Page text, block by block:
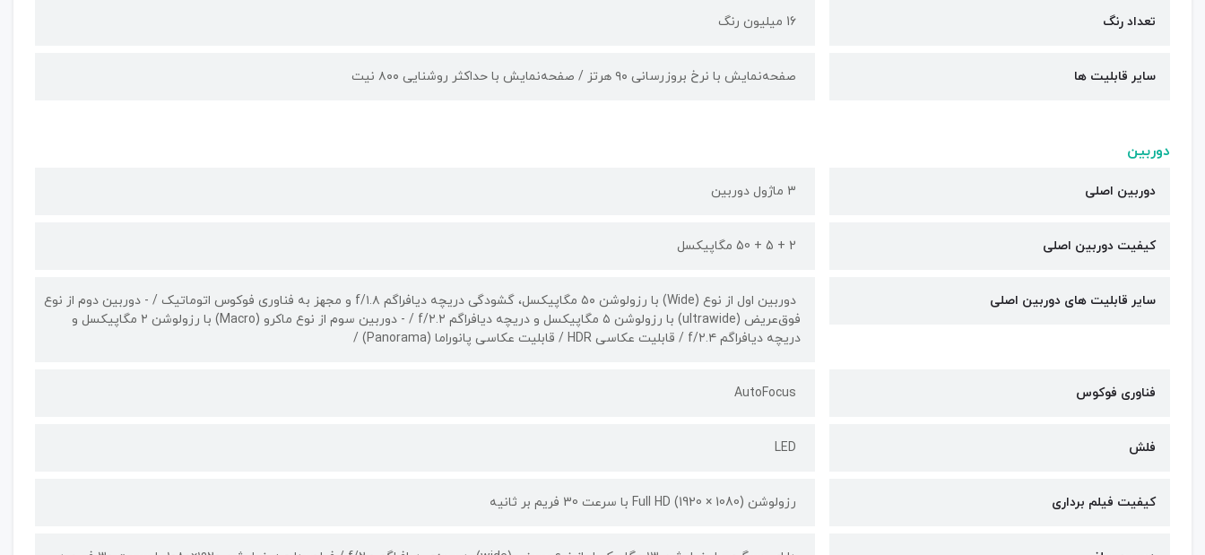
تعداد رنگ 16 میلیون رنگ
سایر قابلیت ها صفحه‌نمایش با نرخ بروزرسانی ۹۰ هرتز / صفحه‌نمایش با حداکثر روشنایی ۸۰۰ نیت
دوربین
دوربین اصلی 3 ماژول دوربین
کیفیت دوربین‌ اصلی 2 + 5 + 50 مگاپیکسل
سایر قابلیت های دوربین اصلی
دوربین اول از نوع (Wide) با رزولوشن ۵۰ مگاپیکسل، گشودگی دریچه دیافراگم f/۱.۸ و مجهز به فناوری فوکوس اتوماتیک / - دوربین دوم از نوع
فوق‌عریض (ultrawide) با رزولوشن ۵ مگاپیکسل و دریچه دیافراگم f/۲.۲ / - دوربین سوم از نوع ماکرو (Macro) با رزولوشن ۲ مگاپیکسل و
دریچه دیافراگم f/۲.۴ / قابلیت عکاسی HDR / قابلیت عکاسی پانوراما (Panorama) /
فناوری فوکوس AutoFocus
فلش LED
کیفیت فیلم برداری رزولوشن (1080 × 1920) Full HD با سرعت 30 فریم بر ثانیه